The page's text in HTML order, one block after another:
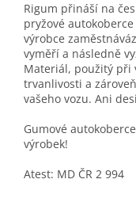
Rigum přináší na
pryžové
výrobce
vyměří a následně
Materiál, použitý při
trvanlivosti a
vašeho vozu. Ani
Gumové
výrobek!
Atest: MD ČR 2 994